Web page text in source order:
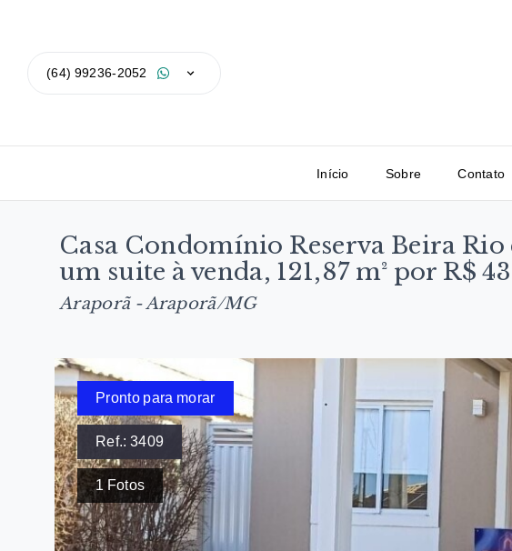
(64) 99236-2052
Início Sobre Contato
Casa Condomínio Reserva Beira
um suite à venda, 121,87 m² por R$
Araporã - Araporã/MG
Pronto para morar
Ref.:3409
1 Fotos